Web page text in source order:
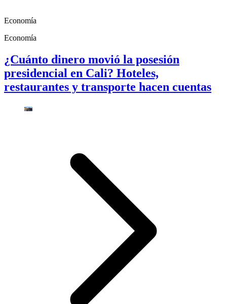
Economía
Economía
¿Cuánto dinero movió la posesión
presidencial en Cali? Hoteles,
restaurantes y transporte hacen cuentas